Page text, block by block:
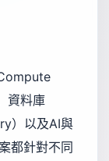
資料庫
）以及AI與
都針對不同